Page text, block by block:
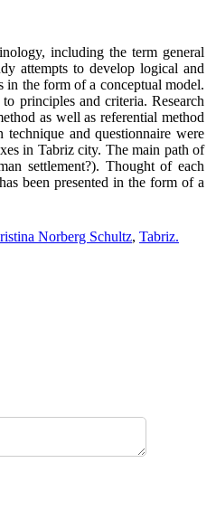
including the term general
attempts to develop logical and
in the form of a conceptual model.
principles and criteria. Research
as well as referential method
and questionnaire were
in Tabriz city. The main path of
settlement?). Thought of each
been presented in the form of a
Norberg Schultz, Tabriz.